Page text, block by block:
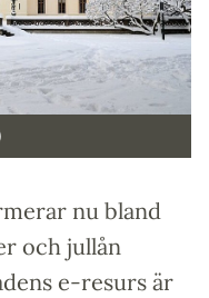
nu bland
och jullån
e-resurs är